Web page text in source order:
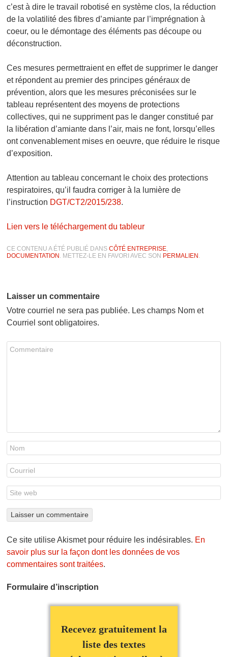
c’est à dire le travail robotisé en système clos, la réduction
de la volatilité des fibres d’amiante par l’imprégnation à
coeur, ou le démontage des éléments pas découpe ou
déconstruction.
Ces mesures permettraient en effet de supprimer le danger
et répondent au premier des principes généraux de
prévention, alors que les mesures préconisées sur le
tableau représentent des moyens de protections
collectives, qui ne suppriment pas le danger constitué par
la libération d’amiante dans l’air, mais ne font, lorsqu’elles
ont convenablement mises en oeuvre, que réduire le risque
d’exposition.
Attention au tableau concernant le choix des protections
respiratoires, qu’il faudra corriger à la lumière de
l’instruction DGT/CT2/2015/238.
Lien vers le téléchargement du tableur
CE CONTENU A ÉTÉ PUBLIÉ DANSCÔTÉ ENTREPRISE,
DOCUMENTATION . METTEZ-LE EN FAVORI AVEC SON PERMALIEN .
Laisser un commentaire
Votre courriel ne sera pas publiée. Les champs Nom et
Courriel sont obligatoires.
Ce site utilise Akismet pour réduire les indésirables. En
savoir plus sur la façon dont les données de vos
commentaires sont traitées.
Formulaire d’inscription
Recevez gratuitement la
liste des textes